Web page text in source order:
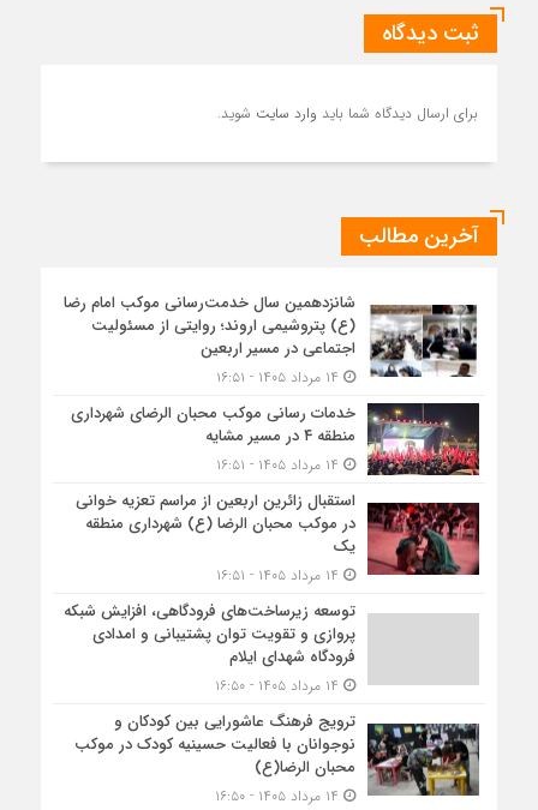
ثبت دیدگاه
برای ارسال دیدگاه شما باید وارد سایت شوید.
آخرین مطالب
شانزدهمین سال خدمت‌رسانی موکب امام رضا
(ع) پتروشیمی اروند؛ روایتی از مسئولیت
اجتماعی در مسیر اربعین
خدمات رسانی موکب محبان الرضای شهرداری
منطقه ۴ در مسیر مشایه
استقبال زائرین اربعین از مراسم تعزیه خوانی
در موکب محبان الرضا (ع) شهرداری منطقه
یک
توسعه زیرساخت‌های فرودگاهی، افزایش شبکه
پروازی و تقویت توان پشتیبانی و امدادی
فرودگاه شهدای ایلام
ترویج فرهنگ عاشورایی بین کودکان و
نوجوانان با فعالیت حسینیه کودک در موکب
محبان الرضا(ع)